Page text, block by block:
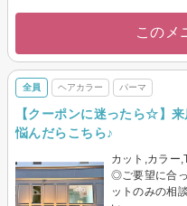
このメ
全員 ヘアカラー パーマ
【クーポンに迷ったら☆】
悩んだらこちら♪
カット,カラー
◎ご要望に合
ットのみの相